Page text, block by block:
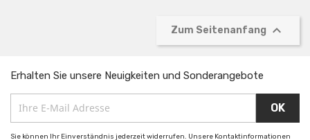
Zum Seitenanfang 
Erhalten Sie unsere Neuigkeiten und Sonderangebote
Sie können Ihr Einverständnis jederzeit widerrufen. Unsere Kontaktinformationen